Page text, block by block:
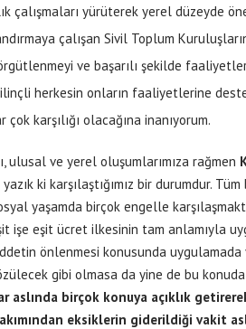
çalışmaları yürüterek yerel düzeyde
çalışan Sivil Toplum
ve başarılı şekilde
herkesin onların faaliyetlerine
karşılığı olacağına inanıyorum.
ulusal ve yerel oluşumlarımıza rağmen
ki karşılaştığımız bir durumdur.
yaşamda birçok engelle
işe eşit ücret ilkesinin tam anlamıyla
önlenmesi konusunda
gibi olmasa da yine de bu
aslında birçok konuya açıklık
eksiklerin giderildiği vakit